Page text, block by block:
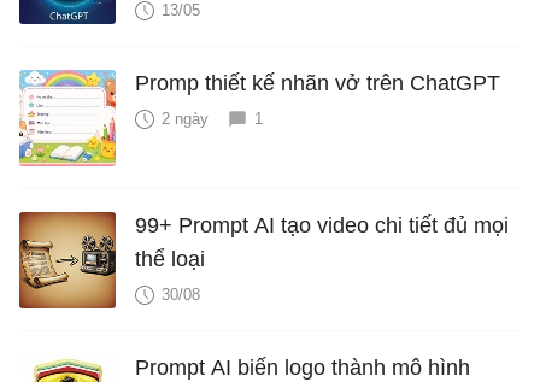
13/05
Promp thiết kế nhãn vở trên ChatGPT
2 ngày 1
99+ Prompt AI tạo video chi tiết đủ mọi
thể loại
30/08
Prompt AI biến logo thành mô hình